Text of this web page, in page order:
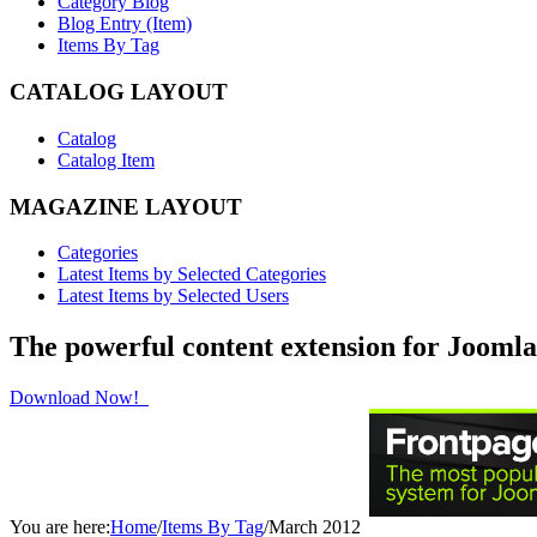
Blog Entry (Item)
Items By Tag
CATALOG LAYOUT
Catalog
Catalog Item
MAGAZINE LAYOUT
Categories
Latest Items by Selected Categories
Latest Items by Selected Users
The powerful content extension for
Download Now!
You are here:Home/Items By Tag/March 2012